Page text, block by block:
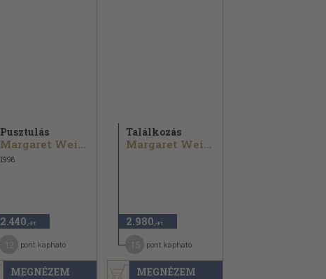
MEGNÉZEM
Pusztulás
Margaret Weis...
1998
2.440 ,-Ft
pont kapható
MEGNÉZEM
Találkozás
Margaret Weis...
2.980 ,-Ft
pont kapható